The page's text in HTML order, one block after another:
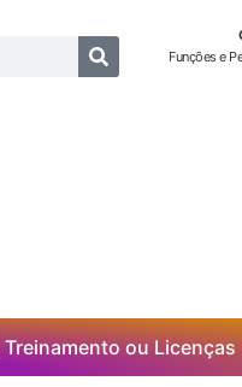
Funções e
ou